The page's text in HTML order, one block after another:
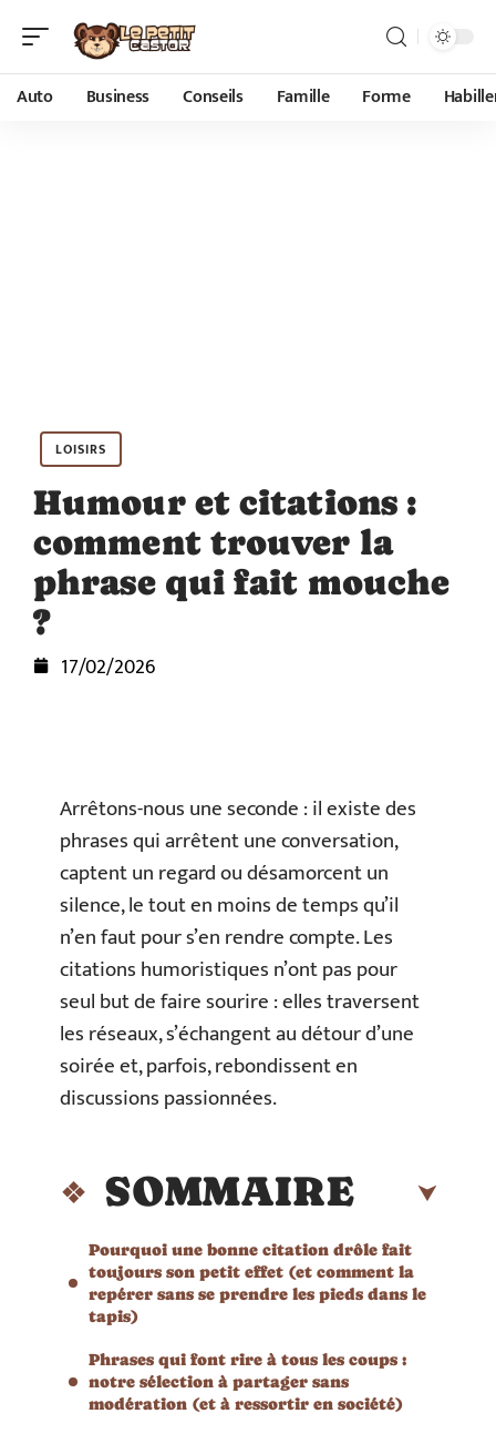
Auto Business Conseils Famille Forme
LOISIRS
Humour et citations :
comment trouver la
phrase qui fait mouche
?
17/02/2026
Arrêtons-nous une seconde : il existe des
phrases qui arrêtent une conversation,
captent un regard ou désamorcent un
silence, le tout en moins de temps qu’il
n’en faut pour s’en rendre compte. Les
citations humoristiques n’ont pas pour
seul but de faire sourire : elles traversent
les réseaux, s’échangent au détour d’une
soirée et, parfois, rebondissent en
discussions passionnées.
SOMMAIRE
Pourquoi une bonne citation drôle fait
toujours son petit effet (et comment la
repérer sans se prendre les pieds dans le
tapis)
Phrases qui font rire à tous les coups :
notre sélection à partager sans
modération (et à ressortir en société)